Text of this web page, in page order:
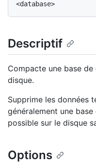
Descriptif
Compacte une base
disque.
Supprime les données
généralement une
possible sur le disque
Options